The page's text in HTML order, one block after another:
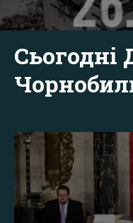
Сьогодні